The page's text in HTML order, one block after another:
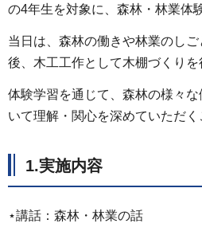
の4年生を対象に、森林・林業体
当日は、森林の働きや林業のし
後、木工工作として木棚づくりを
体験学習を通じて、森林の様々
いて理解・関心を深めていただく
1.実施内容
⋆講話：森林・林業の話